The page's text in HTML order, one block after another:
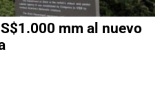
mm al nuevo